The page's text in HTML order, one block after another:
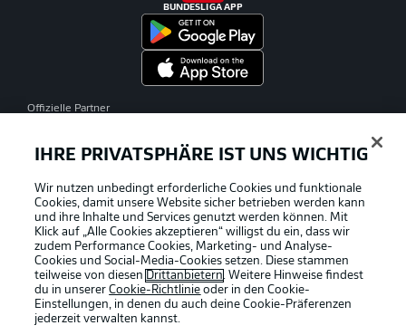
BUNDESLIGA APP
Offizielle Partner
IHRE PRIVATSPHÄRE IST UNS WICHTIG
Wir nutzen unbedingt erforderliche Cookies und funktionale
Cookies, damit unsere Website sicher betrieben werden kann
und ihre Inhalte und Services genutzt werden können. Mit
Klick auf „Alle Cookies akzeptieren“ willigst du ein, dass wir
zudem Performance Cookies, Marketing- und Analyse-
Cookies und Social-Media-Cookies setzen. Diese stammen
teilweise von diesen Drittanbietern. Weitere Hinweise findest
du in unsererCookie-Richtlinie oder in den Cookie-
Einstellungen, in denen du auch deine Cookie-Präferenzen
jederzeit verwalten kannst.